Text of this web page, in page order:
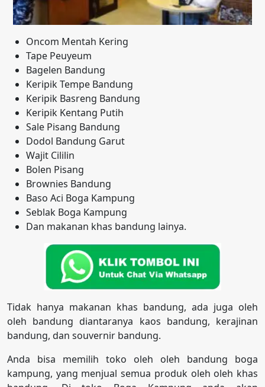
Oncom Mentah Kering
Tape Peuyeum
Bagelen Bandung
Keripik Tempe Bandung
Keripik Basreng Bandung
Keripik Kentang Putih
Sale Pisang Bandung
Dodol Bandung Garut
Wajit Cililin
Bolen Pisang
Brownies Bandung
Baso Aci Boga Kampung
Seblak Boga Kampung
Dan makanan khas bandung lainya.
Tidak hanya makanan khas bandung, ada juga oleh
oleh bandung diantaranya kaos bandung, kerajinan
bandung, dan souvernir bandung.
Anda bisa memilih toko oleh oleh bandung boga
kampung, yang menjual semua produk oleh oleh khas